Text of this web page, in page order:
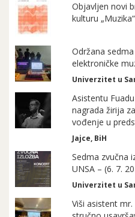
Objavljen novi
kulturu
Održana
elektroničke
Univerzitet u
Asistentu
nagrada žirija
vođenje u
Jajce, BiH
Sedma zvučna
UNSA – (6. 7.
Univerzitet u
Viši asistent